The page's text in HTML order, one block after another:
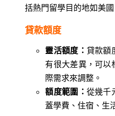
括熱門留學目的地如美
貸款額度
靈活額度： 貸款額
有很大差異，可以
際需求來調整。
額度範圍： 從幾千
蓋學費、住宿、生